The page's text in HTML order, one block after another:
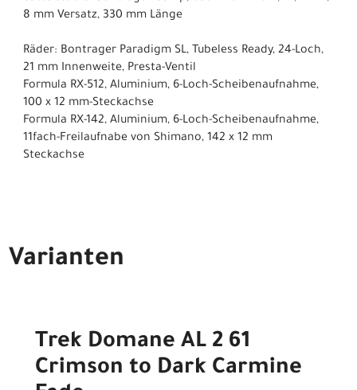
8 mm Versatz, 330 mm Länge
Räder: Bontrager Paradigm SL, Tubeless Ready, 24-Loch,
21 mm Innenweite, Presta-Ventil
Formula RX-512, Aluminium, 6-Loch-Scheibenaufnahme,
100 x 12 mm-Steckachse
Formula RX-142, Aluminium, 6-Loch-Scheibenaufnahme,
11fach-Freilaufnabe von Shimano, 142 x 12 mm
Steckachse
Varianten
Trek Domane AL 2 61
Crimson to Dark Carmine